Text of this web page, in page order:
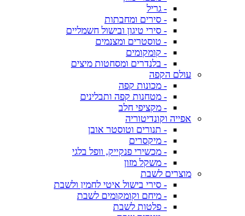
- גריל
- סירים ומחבתות
- סירי טיגון ובישול חשמליים
- טוסטרים ומצנמים
- קומקומים
- בלנדרים ומסחטות מיצים
עולם הקפה
- מכונות קפה
- מטחנות קפה ותבלינים
- מקציפי חלב
אפייה וקונדיטוריה
- תנורים וטוסטר אובן
- מיקסרים
- מכשירי פנקייק, וופל בלגי
- משקל מזון
מוצרים לשבת
- סירי בישול איטי לחמין ולשבת
- מיחם וקומקומים לשבת
- פלטות לשבת